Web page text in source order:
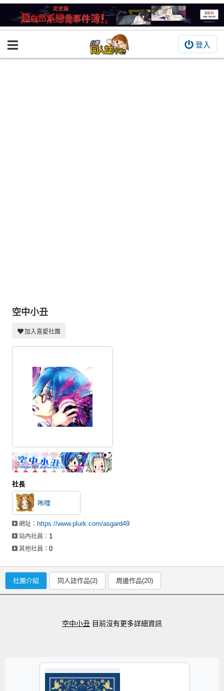
登入
BOOKY書集倉庫
攤位轉讓區
會員功能選單
會員中心
註冊會員
登入
空中小丑
加入喜愛社團
社長
咘哩
網址： https://www.plurk.com/asgard49
站內社員： 1
其他社員：0
社團介紹 同人誌作品(2) 周邊作品(20)
空中小丑 目前沒有更多詳細資訊